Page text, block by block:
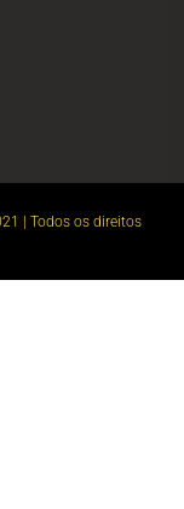
| Todos os direitos